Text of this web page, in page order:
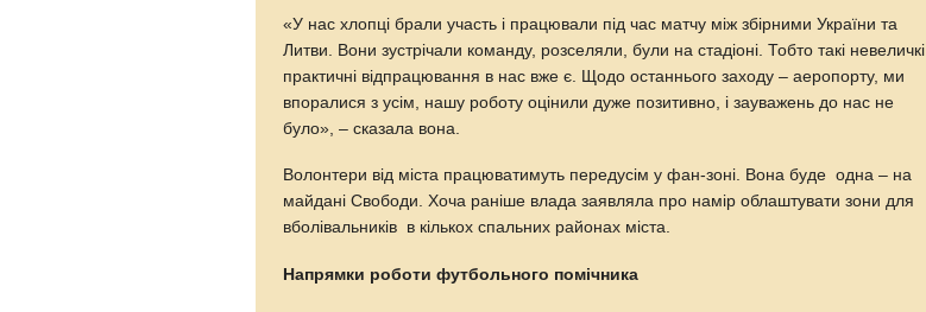
«У нас хлопці брали участь і працювали під час матчу між збірними України та
Литви. Вони зустрічали команду, розселяли, були на стадіоні. Тобто такі невеличкі
практичні відпрацювання в нас вже є. Щодо останнього заходу – аеропорту, ми
впоралися з усім, нашу роботу оцінили дуже позитивно, і зауважень до нас не
було», – сказала вона.
Волонтери від міста працюватимуть передусім у фан-зоні. Вона буде одна – на
майдані Свободи. Хоча раніше влада заявляла про намір облаштувати зони для
вболівальників в кількох спальних районах міста.
Напрямки роботи футбольного помічника